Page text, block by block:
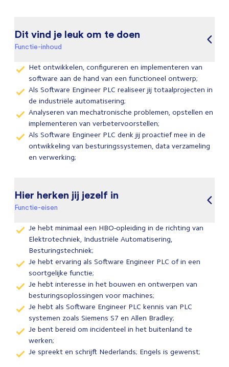
Dit vind je leuk om te doen
Functie-inhoud
Het ontwikkelen, configureren en implementeren van
software aan de hand van een functioneel ontwerp;
Als Software Engineer PLC realiseer jij totaalprojecten in
de industriële automatisering;
Analyseren van mechatronische problemen, opstellen en
implementeren van verbetervoorstellen;
Als Software Engineer PLC denk jij proactief mee in de
ontwikkeling van besturingssystemen, data verzameling
en verwerking;
Hier herken jij jezelf in
Functie-eisen
Je hebt minimaal een HBO-opleiding in de richting van
Elektrotechniek, Industriële Automatisering,
Besturingstechniek;
Je hebt ervaring als Software Engineer PLC of in een
soortgelijke functie;
Je hebt interesse in het bouwen en ontwerpen van
besturingsoplossingen voor machines;
Je hebt als Software Engineer PLC kennis van PLC
systemen zoals Siemens S7 en Allen Bradley;
Je bent bereid om incidenteel in het buitenland te
werken;
Je spreekt en schrijft Nederlands; Engels is gewenst;